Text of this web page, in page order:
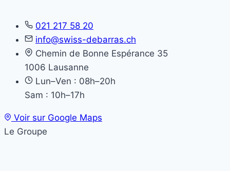
021 217 58 20
info@swiss-debarras.ch
Chemin de Bonne Espérance 35
1006 Lausanne
Lun–Ven : 08h–20h
Sam : 10h–17h
Voir sur Google Maps
Le Groupe